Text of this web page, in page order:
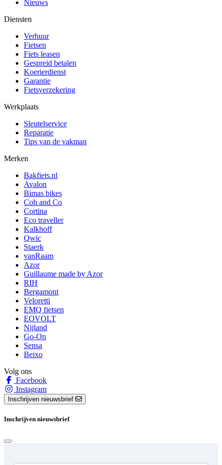
Nieuws
Diensten
Verhuur
Fietsen
Fiets leasen
Gespreid betalen
Koerierdienst
Garantie
Fietsverzekering
Werkplaats
Sleutelservice
Reparatie
Tips van de vakman
Merken
Bakfiets.nl
Avalon
Bimas bikes
Coh and Co
Cortina
Eco traveller
Kalkhoff
Qwic
Staerk
vanRaam
Azor
Guillaume made by Azor
RIH
Bergamont
Veloretti
EMQ fietsen
EOVOLT
Nijland
Go-On
Sensa
Beixo
Volg ons
Facebook
Instagram
Inschrijven nieuwsbrief
Inschrijven nieuwsbrief